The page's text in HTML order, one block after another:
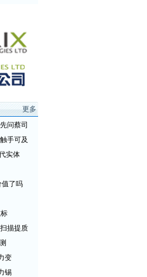
更多
问蔡司
手可及
实体
值了吗
描提质
变
锡